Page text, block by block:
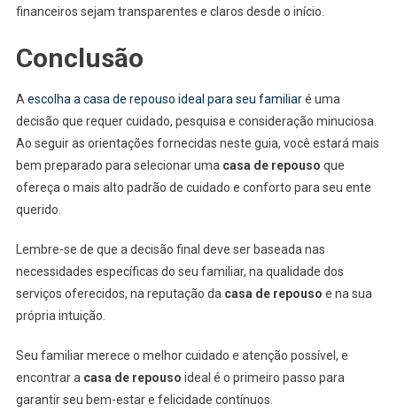
financeiros sejam transparentes e claros desde o início.
Conclusão
A escolha a casa de repouso ideal para seu familiaré uma
decisão que requer cuidado, pesquisa e consideração minuciosa.
Ao seguir as orientações fornecidas neste guia, você estará mais
bem preparado para selecionar uma casa de repouso que
ofereça o mais alto padrão de cuidado e conforto para seu ente
querido.
Lembre-se de que a decisão final deve ser baseada nas
necessidades específicas do seu familiar, na qualidade dos
serviços oferecidos, na reputação da casa de repouso e na sua
própria intuição.
Seu familiar merece o melhor cuidado e atenção possível, e
encontrar a casa de repouso ideal é o primeiro passo para
garantir seu bem-estar e felicidade contínuos.